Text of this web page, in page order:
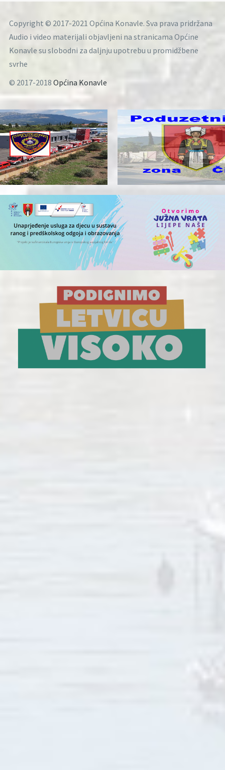
Copyright © 2017-2021 Općina Konavle. Sva prava pridržana
Audio i video materijali objavljeni na stranicama Općine
Konavle su slobodni za daljnju upotrebu u promidžbene
svrhe
© 2017-2018 Općina Konavle